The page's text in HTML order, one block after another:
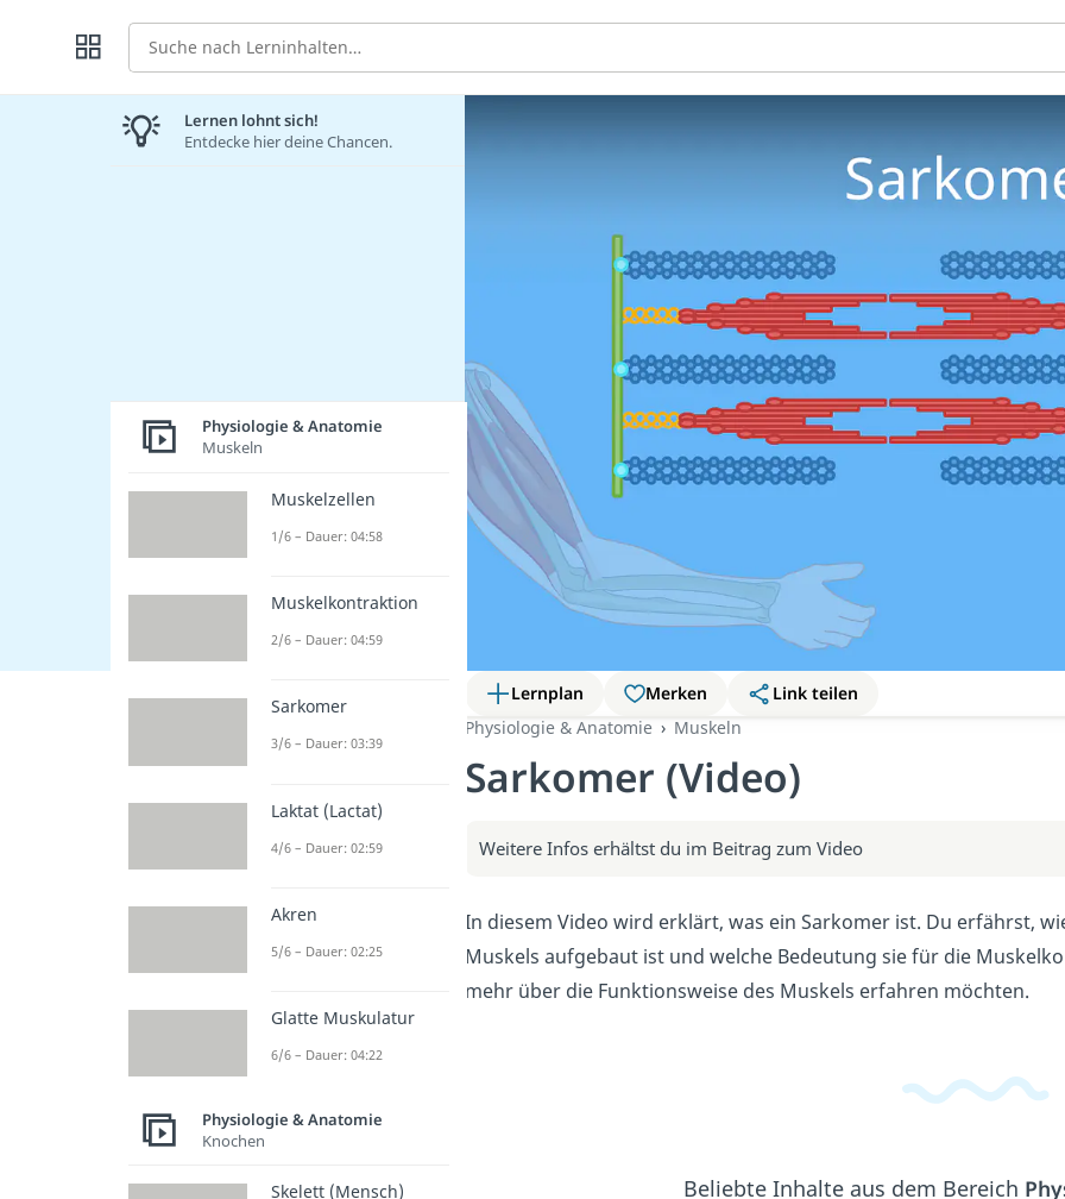
Suche
Lernplan Merken
Link teilen
Physiologie & Anatomie
Muskeln
Sarkomer (Video)
Weitere Infos erhältst du im Beitrag zum Video
In diesem Video wird erklärt, was ein Sarkomer ist. Du erfährst,
Muskels aufgebaut ist und welche Bedeutung sie für die
mehr über die Funktionsweise des Muskels erfahren möchten.
Beliebte Inhalte aus dem Bereich
Lernen lohnt sich!
Entdecke hier deine Chancen.
Physiologie & Anatomie
Muskeln
Muskelzellen
1/6 – Dauer: 04:58
Muskelkontraktion
2/6 – Dauer: 04:59
Sarkomer
3/6 – Dauer: 03:39
Laktat (Lactat)
4/6 – Dauer: 02:59
Akren
5/6 – Dauer: 02:25
Glatte Muskulatur
6/6 – Dauer: 04:22
Physiologie & Anatomie
Knochen
Skelett (Mensch)